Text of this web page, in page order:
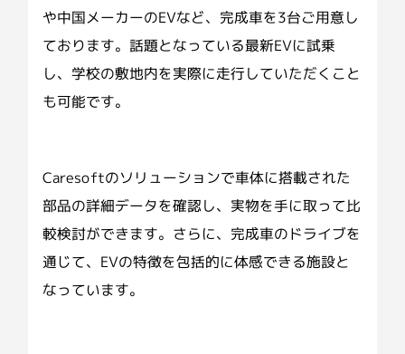
や中国メーカーのEVなど、完成車を3台ご用意し
ております。話題となっている最新EVに試乗
し、学校の敷地内を実際に走行していただくこと
も可能です。
Caresoftのソリューションで車体に搭載された
部品の詳細データを確認し、実物を手に取って比
較検討ができます。さらに、完成車のドライブを
通じて、EVの特徴を包括的に体感できる施設と
なっています。